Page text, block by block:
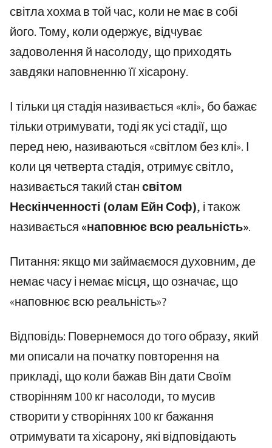
світла хохма в той час, коли не має в собі
його. Тому, коли одержує, відчуває
задоволення й насолоду, що приходять
завдяки наповненню її хісарону.
І тільки ця стадія називається «клі», бо бажає
тільки отримувати, тоді як усі стадії, що
перед нею, називаються «світлом без клі». І
коли ця четверта стадія, отримує світло,
називається такий стансвітом
Нескінченності (олам Ейн Соф), і також
називається «наповнює всю реальність».
Питання: якщо ми займаємося духовним, де
немає часу і немає місця, що означає, що
«наповнює всю реальність»?
Відповідь: Повернемося до того образу, який
ми описали на початку повторення на
прикладі, що коли бажав Він дати Своїм
створінням 100 кг насолоди, то мусив
створити у створіннях 100 кг бажання
отримувати та хісарону, які відповідають